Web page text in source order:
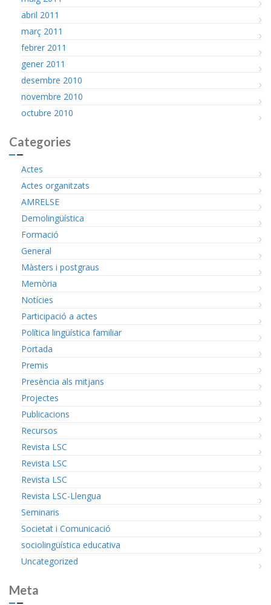
abril 2011
març 2011
febrer 2011
gener 2011
desembre 2010
novembre 2010
octubre 2010
Categories
Actes
Actes organitzats
AMRELSE
Demolingüística
Formació
General
Màsters i postgraus
Memòria
Notícies
Participació a actes
Política lingüística familiar
Portada
Premis
Presència als mitjans
Projectes
Publicacions
Recursos
Revista LSC
Revista LSC
Revista LSC
Revista LSC-Llengua
Seminaris
Societat i Comunicació
sociolingüística educativa
Uncategorized
Meta